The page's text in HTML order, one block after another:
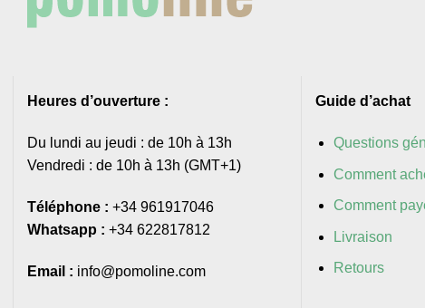
Heures d’ouverture :
Du lundi au jeudi : de 10h à 13h
Vendredi : de 10h à 13h (GMT+1)
Téléphone : +34 961917046
Whatsapp : +34 622817812
Email : info@pomoline.com
Guide d’achat
Questions
Comment
Comment
Livraison
Retours